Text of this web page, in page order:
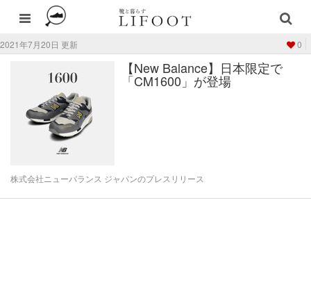
2021年7月20日 更新 0
【New Balance】日本限定で
「CM1600」が登場
株式会社ニューバランス ジャパンのプレスリリース